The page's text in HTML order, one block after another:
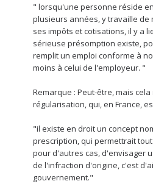
" lorsqu'une personne réside
plusieurs années, y travaille de
ses impôts et cotisations, il y a
sérieuse présomption existe,
remplit un emploi conforme à
moins à celui de l'employeur. "
Remarque : Peut-être, mais cela
régularisation, qui, en France,
"il existe en droit un concept
prescription, qui permettrait
pour d'autres cas, d'envisager
de l'infraction d'origine, c'est
gouvernement."